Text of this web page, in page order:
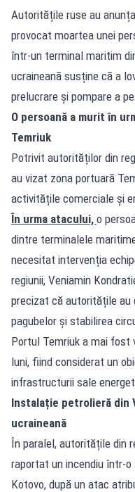
Autoritățile ruse au
provocat moartea unei
într-un terminal maritim
ucraineană susține că a
prelucrare și pompare a
O persoană a murit în
Temriuk
Potrivit autorităților din
au vizat zona portuară
activitățile comerciale și
În urma atacului, o
dintre terminalele
necesitat intervenția
regiunii, Veniamin
precizat că autoritățile au
pagubelor și stabilirea
Portul Temriuk a mai
luni, fiind considerat un
infrastructurii sale
Instalație petrolieră din
ucraineană
În paralel, autoritățile din
raportat un incendiu într-
Kotovo, după un atac